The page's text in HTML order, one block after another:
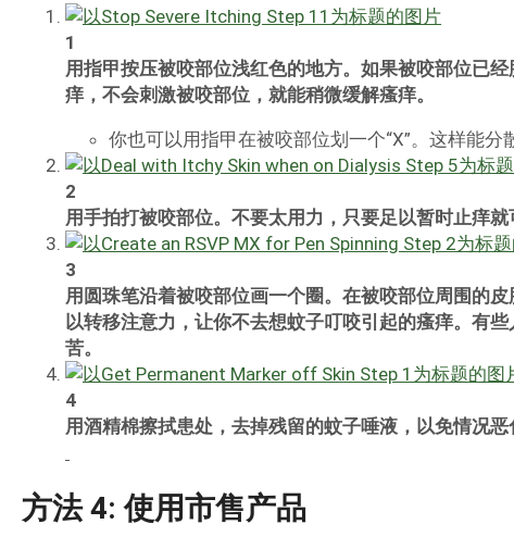
1
用指甲按压被咬部位浅红色的地方。如果被咬部位已
痒，不会刺激被咬部位，就能稍微缓解瘙痒。
你也可以用指甲在被咬部位划一个“X”。这样能分
2
用手拍打被咬部位。不要太用力，只要足以暂时止痒就
3
用圆珠笔沿着被咬部位画一个圈。在被咬部位周围的
以转移注意力，让你不去想蚊子叮咬引起的瘙痒。有
苦。
4
用酒精棉擦拭患处，去掉残留的蚊子唾液，以免情况恶
方法 4: 使用市售产品